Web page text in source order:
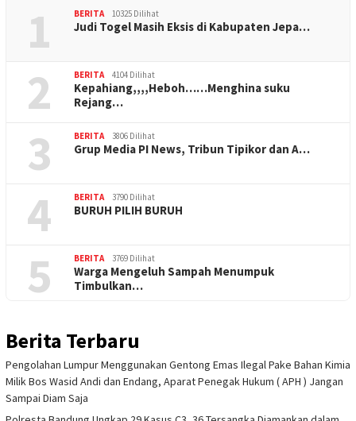
1 BERITA 10325 Dilihat
Judi Togel Masih Eksis di Kabupaten Jepa…
2 BERITA 4104 Dilihat
Kepahiang,,,,Heboh……Menghina suku
Rejang…
3 BERITA 3806 Dilihat
Grup Media PI News, Tribun Tipikor dan A…
4 BERITA 3790 Dilihat
BURUH PILIH BURUH
5 BERITA 3769 Dilihat
Warga Mengeluh Sampah Menumpuk
Timbulkan…
Berita Terbaru
Pengolahan Lumpur Menggunakan Gentong Emas Ilegal Pake Bahan Kimia
Milik Bos Wasid Andi dan Endang, Aparat Penegak Hukum ( APH ) Jangan
Sampai Diam Saja